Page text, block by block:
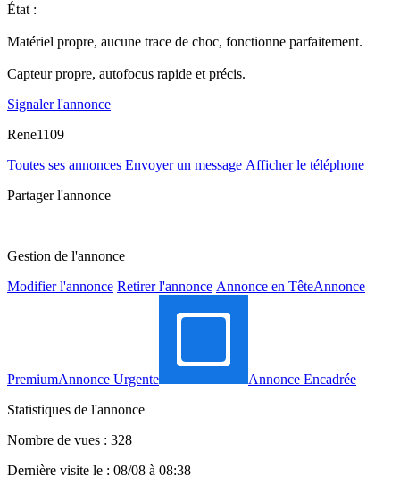
État :
Matériel propre, aucune trace de choc, fonctionne parfaitement.
Capteur propre, autofocus rapide et précis.
Signaler l'annonce
Rene1109
Toutes ses annonces Envoyer un message Afficher le téléphone
Partager l'annonce
Gestion de l'annonce
Modifier l'annonce Retirer l'annonce Annonce en TêteAnnonce
PremiumAnnonce Urgente
Annonce Encadrée
Statistiques de l'annonce
Nombre de vues : 328
Dernière visite le : 08/08 à 08:38